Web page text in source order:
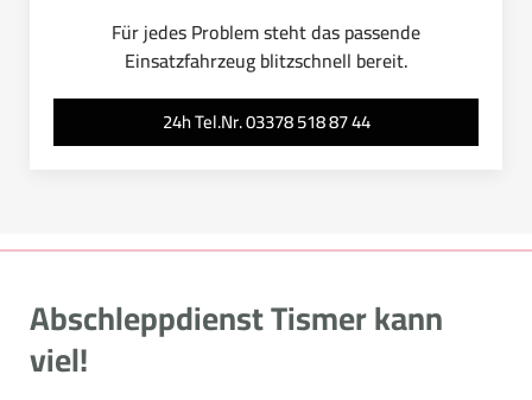
Für jedes Problem steht das passende
Einsatzfahrzeug blitzschnell bereit.
24h Tel.Nr. 03378 518 87 44
Abschleppdienst Tismer kann
viel!